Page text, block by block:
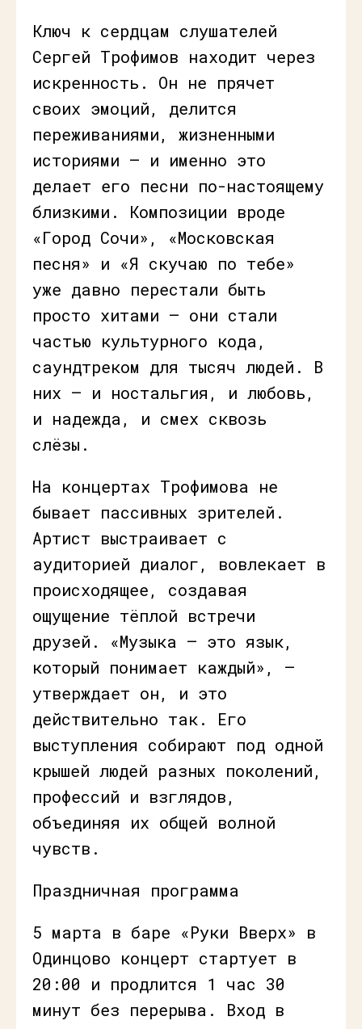
Ключ к сердцам слушателей
Сергей Трофимов находит через
искренность. Он не прячет
своих эмоций, делится
переживаниями, жизненными
историями — и именно это
делает его песни по-настоящему
близкими. Композиции вроде
«Город Сочи», «Московская
песня» и «Я скучаю по тебе»
уже давно перестали быть
просто хитами — они стали
частью культурного кода,
саундтреком для тысяч людей. В
них — и ностальгия, и любовь,
и надежда, и смех сквозь
слёзы.
На концертах Трофимова не
бывает пассивных зрителей.
Артист выстраивает с
аудиторией диалог, вовлекает в
происходящее, создавая
ощущение тёплой встречи
друзей. «Музыка — это язык,
который понимает каждый», —
утверждает он, и это
действительно так. Его
выступления собирают под одной
крышей людей разных поколений,
профессий и взглядов,
объединяя их общей волной
чувств.
Праздничная программа
5 марта в баре «Руки Вверх» в
Одинцово концерт стартует в
20:00 и продлится 1 час 30
минут без перерыва. Вход в